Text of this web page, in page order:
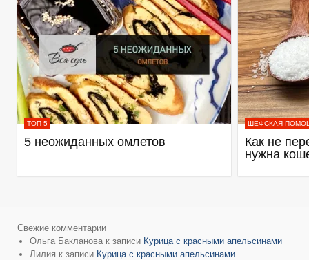
ТОП-5
5 неожиданных омлетов
ШЕФСКАЯ
Как не
нужна
Свежие комментарии
Ольга Бакланова к записи Курица с красными апельсинами
Лилия к записи Курица с красными апельсинами